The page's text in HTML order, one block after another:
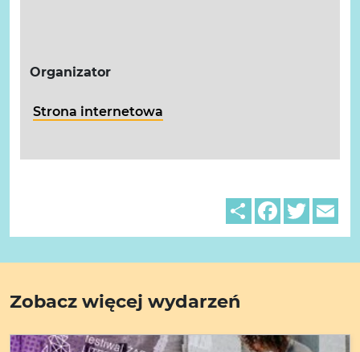
Organizator
Strona internetowa
ShareFacebook
Twitter
Zobacz więcej wydarzeń